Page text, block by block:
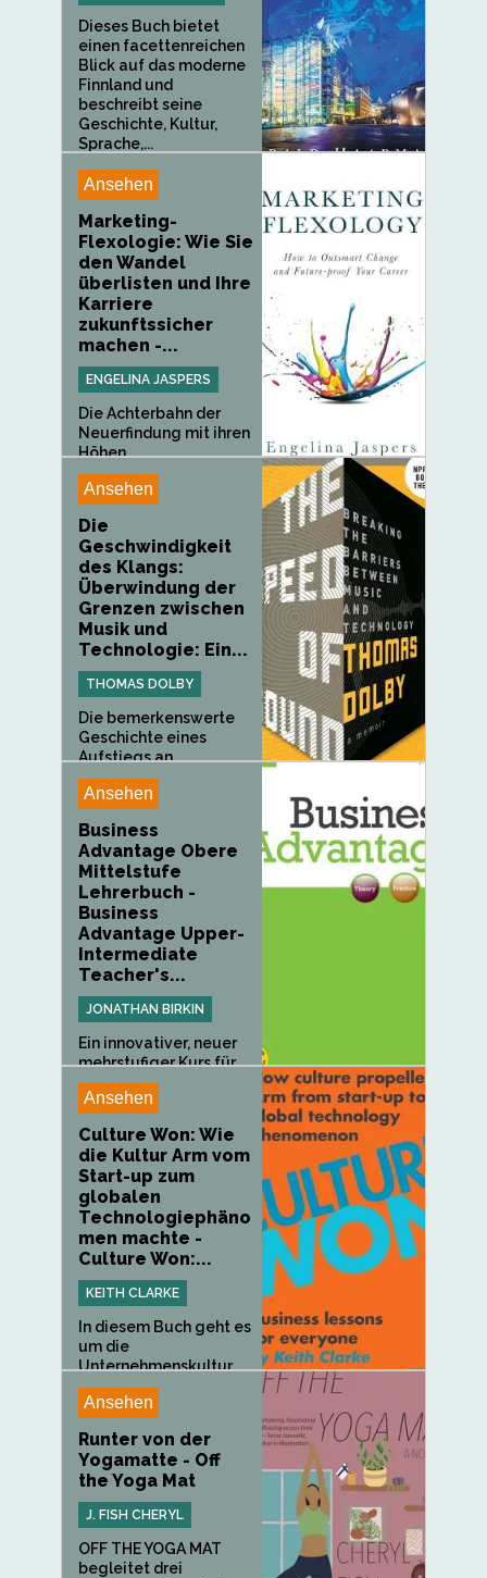
Dieses Buch bietet
einen facettenreichen
Blick auf das moderne
Finnland und
beschreibt seine
Geschichte, Kultur,
Sprache,...
Ansehen
Marketing-
Flexologie: Wie Sie
den Wandel
überlisten und Ihre
Karriere
zukunftssicher
machen -...
ENGELINA JASPERS
Die Achterbahn der
Neuerfindung mit ihren
Höhen...
Ansehen
Die
Geschwindigkeit
des Klangs:
Überwindung der
Grenzen zwischen
Musik und
Technologie: Ein...
THOMAS DOLBY
Die bemerkenswerte
Geschichte eines
Aufstiegs an...
Ansehen
Business
Advantage Obere
Mittelstufe
Lehrerbuch -
Business
Advantage Upper-
Intermediate
Teacher's...
JONATHAN BIRKIN
Ein innovativer, neuer
mehrstufiger Kurs für
den...
Ansehen
Culture Won: Wie
die Kultur Arm vom
Start-up zum
globalen
Technologiephäno
men machte -
Culture Won:...
KEITH CLARKE
In diesem Buch geht es
um die
Unternehmenskultur,...
Ansehen
Runter von der
Yogamatte - Off
the Yoga Mat
J. FISH CHERYL
OFF THE YOGA MAT
begleitet drei